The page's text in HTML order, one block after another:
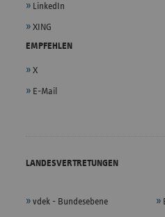
LinkedIn
XING
EMPFEHLEN
X
E-Mail
LANDESVERTRETUNGEN
vdek - Bundesebene